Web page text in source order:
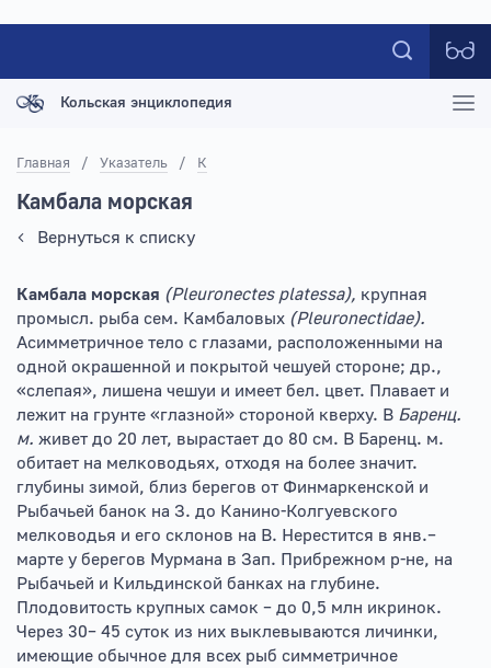
Кольская энциклопедия
Главная / Указатель / К
Камбала морская
Вернуться к списку
Камбала морская (Pleuronectes platessa), крупная
промысл. рыба сем. Камбаловых (Pleuronectidae).
Асимметричное тело с глазами, расположенными на
одной окрашенной и покрытой чешуей стороне; др.,
«слепая», лишена чешуи и имеет бел. цвет. Плавает и
лежит на грунте «глазной» стороной кверху. В Баренц.
м. живет до 20 лет, вырастает до 80 см. В Баренц. м.
обитает на мелководьях, отходя на более значит.
глубины зимой, близ берегов от Финмаркенской и
Рыбачьей банок на З. до Канино-Колгуевского
мелководья и его склонов на В. Нерестится в янв.–
марте у берегов Мурмана в Зап. Прибрежном р-не, на
Рыбачьей и Кильдинской банках на глубине.
Плодовитость крупных самок – до 0,5 млн икринок.
Через 30– 45 суток из них выклевываются личинки,
имеющие обычное для всех рыб симметричное